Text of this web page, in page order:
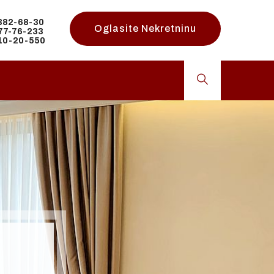
68-30
76-233
20-550
Oglasite Nekretninu